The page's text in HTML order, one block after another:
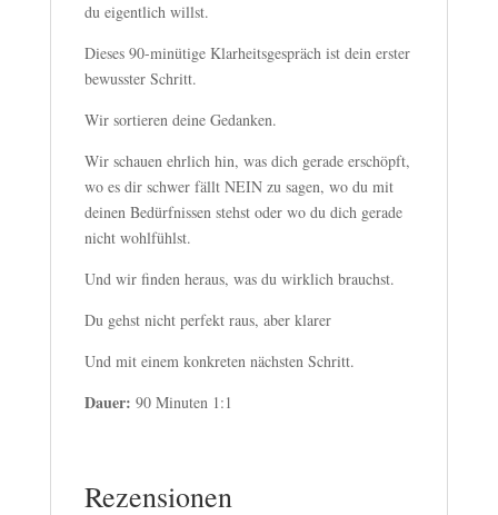
du eigentlich willst.
Dieses 90-minütige Klarheitsgespräch ist dein erster
bewusster Schritt.
Wir sortieren deine Gedanken.
Wir schauen ehrlich hin, was dich gerade erschöpft,
wo es dir schwer fällt NEIN zu sagen, wo du mit
deinen Bedürfnissen stehst oder wo du dich gerade
nicht wohlfühlst.
Und wir finden heraus, was du wirklich brauchst.
Du gehst nicht perfekt raus, aber klarer
Und mit einem konkreten nächsten Schritt.
Dauer: 90 Minuten 1:1
Rezensionen